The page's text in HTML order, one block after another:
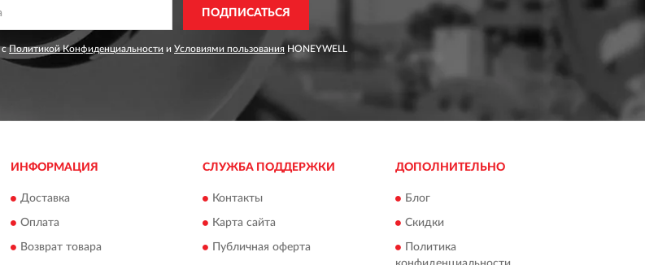
ПОДПИСАТЬСЯ
сПолитикой Конфиденциальности и Условиями пользования HONEYWELL
ИНФОРМАЦИЯ
Доставка
Оплата
Возврат товара
СЛУЖБА ПОДДЕРЖКИ
Контакты
Карта сайта
Публичная оферта
ДОПОЛНИТЕЛЬНО
Блог
Скидки
Политика